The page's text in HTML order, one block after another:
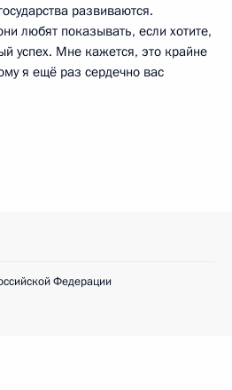
развиваются.
любят показывать, если хотите,
успех. Мне кажется, это крайне
я ещё раз сердечно вас
Федерации